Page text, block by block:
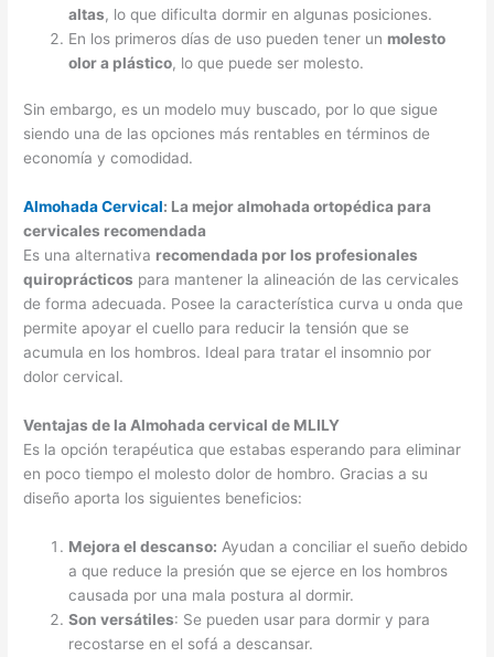
altas, lo que dificulta dormir en algunas posiciones.
En los primeros días de uso pueden tener un molesto
olor a plástico, lo que puede ser molesto.
Sin embargo, es un modelo muy buscado, por lo que sigue
siendo una de las opciones más rentables en términos de
economía y comodidad.
Almohada Cervical: La mejor almohada ortopédica para
cervicales recomendada
Es una alternativa recomendada por los profesionales
quiroprácticos para mantener la alineación de las cervicales
de forma adecuada. Posee la característica curva u onda que
permite apoyar el cuello para reducir la tensión que se
acumula en los hombros. Ideal para tratar el insomnio por
dolor cervical.
Ventajas de la Almohada cervical de MLILY
Es la opción terapéutica que estabas esperando para eliminar
en poco tiempo el molesto dolor de hombro. Gracias a su
diseño aporta los siguientes beneficios:
Mejora el descanso: Ayudan a conciliar el sueño debido
a que reduce la presión que se ejerce en los hombros
causada por una mala postura al dormir.
Son versátiles: Se pueden usar para dormir y para
recostarse en el sofá a descansar.